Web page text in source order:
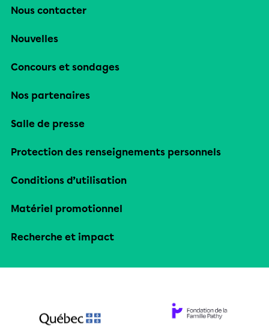
Nous contacter
Nouvelles
Concours et sondages
Nos partenaires
Salle de presse
Protection des renseignements personnels
Conditions d’utilisation
Matériel promotionnel
Recherche et impact